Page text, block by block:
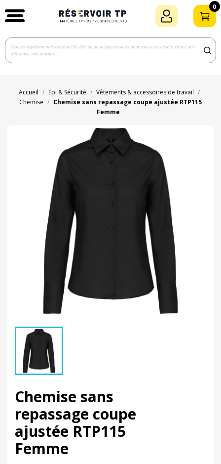
0
Accueil Epi & Sécurité
Vêtements & accessoires de travail
Chemise
Chemise sans repassage coupe ajustée RTP115
Femme
Chemise sans
repassage coupe
ajustée RTP115
Femme